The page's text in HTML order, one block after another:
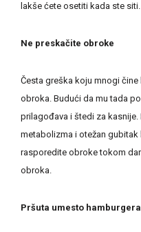
lakše ćete osetiti kada ste siti.
Ne preskačite obroke
Česta greška koju mnogi
obroka. Budući da mu tada
prilagođava i štedi za kasnije.
metabolizma i otežan gubitak
rasporedite obroke tokom
obroka.
Pršuta umesto hamburgera